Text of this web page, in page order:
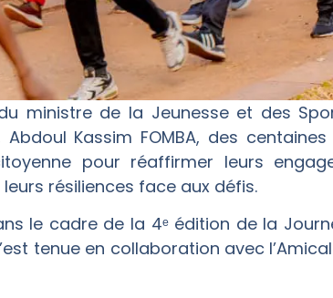
ministre de la Jeunesse et des
Abdoul Kassim FOMBA, des
pour réaffirmer leurs
résiliences face aux défis.
le cadre de la 4ᵉ édition de la
tenue en collaboration avec